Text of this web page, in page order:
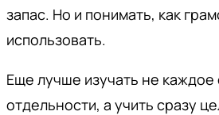
запас. Но и понимать, как
использовать.
Еще лучше изучать не каждое
отдельности, а учить сразу